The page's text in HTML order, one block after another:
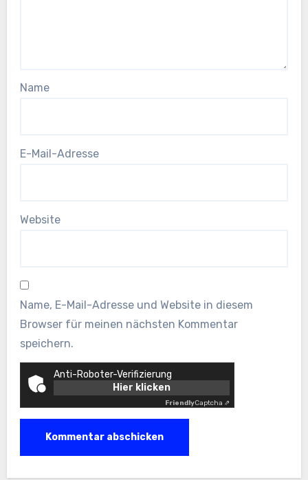
Name
E-Mail-Adresse
Website
Name, E-Mail-Adresse und Website in diesem
Browser für meinen nächsten Kommentar
speichern.
Anti-Roboter-Verifizierung
Hier klicken
FriendlyCaptcha ⇗